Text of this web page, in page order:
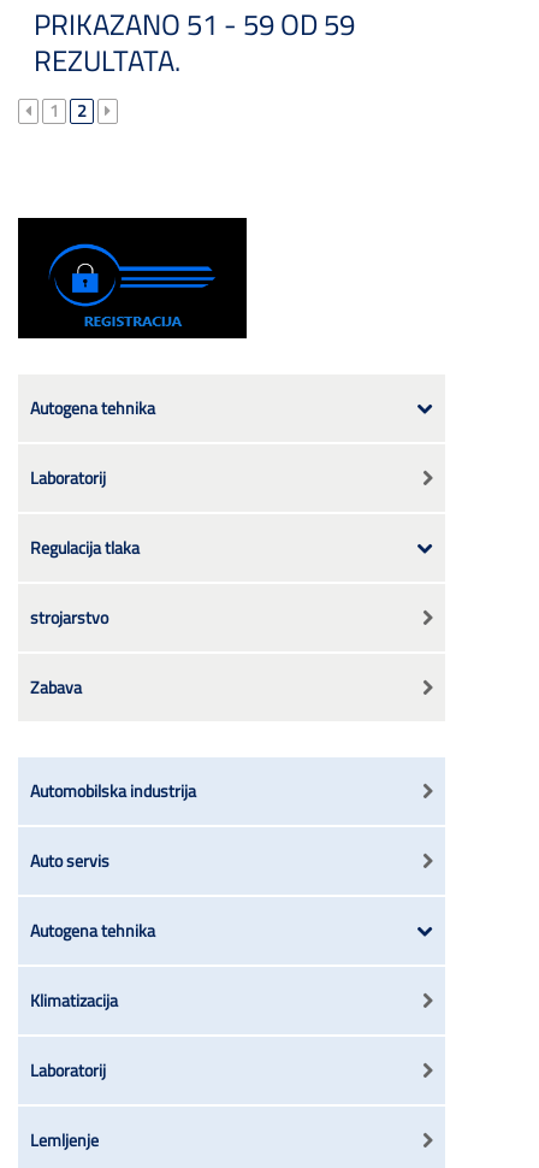
Autogena tehnika
Laboratorij
Regulacija tlaka
strojarstvo
Zabava
Automobilska industrija
Auto servis
Autogena tehnika
Klimatizacija
Laboratorij
Lemljenje
PRIKAZANO 51 - 59 OD 59
REZULTATA.
1 2